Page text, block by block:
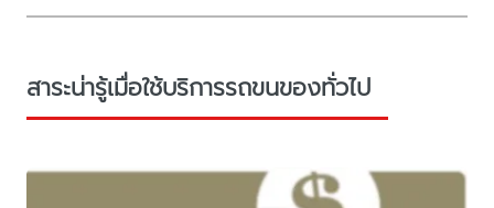
สาระน่ารู้เมื่อใช้บริการรถขนของทั่วไป